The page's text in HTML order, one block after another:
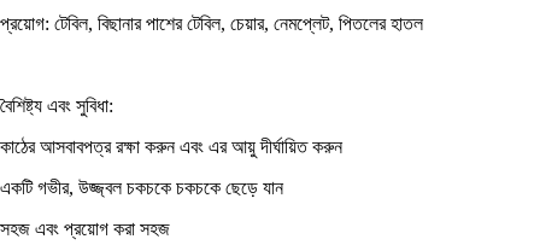
প্রয়োগ: টেবিল, বিছানার পাশের টেবিল, চেয়ার, নেমপ্লেট, পিতলের হাতল
বৈশিষ্ট্য এবং সুবিধা:
কাঠের আসবাবপত্র রক্ষা করুন এবং এর আয়ু দীর্ঘায়িত করুন
একটি গভীর, উজ্জ্বল চকচকে চকচকে ছেড়ে যান
সহজ এবং প্রয়োগ করা সহজ